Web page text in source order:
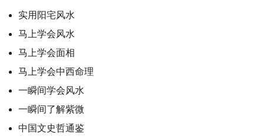
实用阳宅风水
马上学会风水
马上学会面相
马上学会中西命理
一瞬间学会风水
一瞬间了解紫微
中国文史哲通鉴